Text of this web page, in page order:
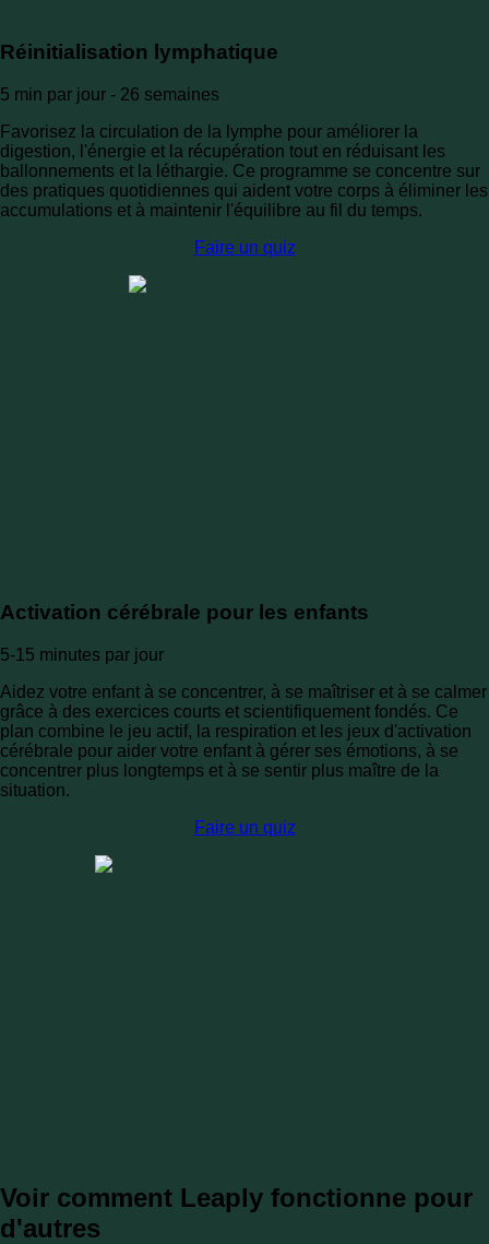
Réinitialisation lymphatique
5 min par jour - 26 semaines
Favorisez la circulation de la lymphe pour améliorer la
digestion, l'énergie et la récupération tout en réduisant les
ballonnements et la léthargie. Ce programme se concentre sur
des pratiques quotidiennes qui aident votre corps à éliminer les
accumulations et à maintenir l'équilibre au fil du temps.
Faire un quiz
Activation cérébrale pour les enfants
5-15 minutes par jour
Aidez votre enfant à se concentrer, à se maîtriser et à se calmer
grâce à des exercices courts et scientifiquement fondés. Ce
plan combine le jeu actif, la respiration et les jeux d'activation
cérébrale pour aider votre enfant à gérer ses émotions, à se
concentrer plus longtemps et à se sentir plus maître de la
situation.
Faire un quiz
Voir comment Leaply fonctionne pour
d'autres